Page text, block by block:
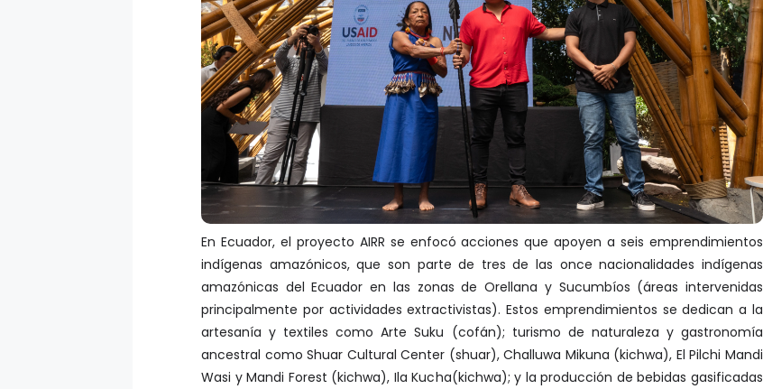
En Ecuador, el proyecto AIRR se enfocó acciones que apoyen a seis emprendimientos
indígenas amazónicos, que son parte de tres de las once nacionalidades indígenas
amazónicas del Ecuador en las zonas de Orellana y Sucumbíos (áreas intervenidas
principalmente por actividades extractivistas). Estos emprendimientos se dedican a la
artesanía y textiles como Arte Suku (cofán); turismo de naturaleza y gastronomía
ancestral como Shuar Cultural Center (shuar), Challuwa Mikuna (kichwa), El Pilchi Mandi
Wasi y Mandi Forest (kichwa), Ila Kucha(kichwa); y la producción de bebidas gasificadas